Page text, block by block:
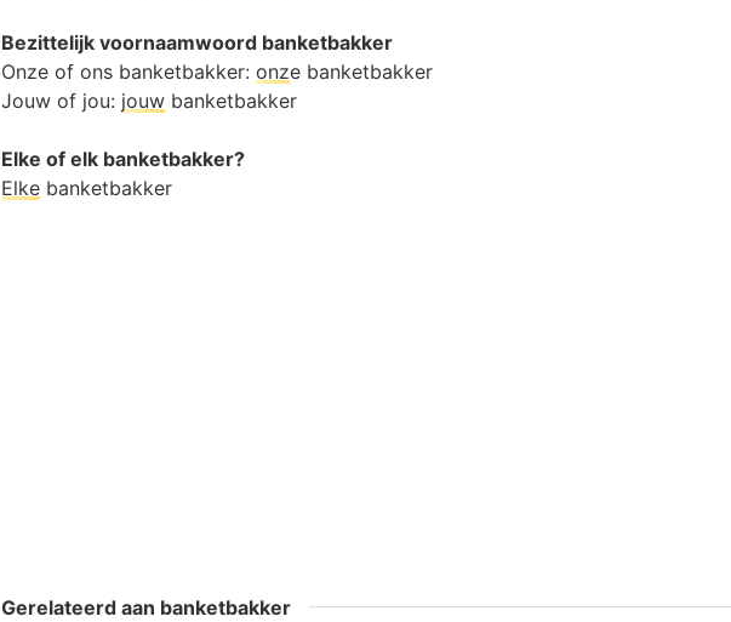
Bezittelijk voornaamwoord banketbakker
Onze of ons banketbakker: onze banketbakker
Jouw of jou: jouw banketbakker
Elke of elk banketbakker?
Elke banketbakker
Gerelateerd aan banketbakker